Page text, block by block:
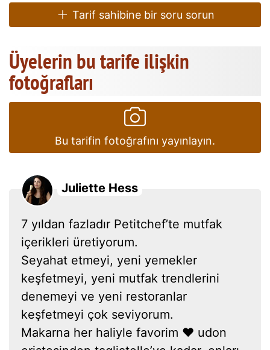
Tarif sahibine bir soru sorun
Üyelerin bu tarife ilişkin
fotoğrafları
Bu tarifin fotoğrafını yayınlayın.
Juliette Hess
7 yıldan fazladır Petitchef’te mutfak
içerikleri üretiyorum.
Seyahat etmeyi, yeni yemekler
keşfetmeyi, yeni mutfak trendlerini
denemeyi ve yeni restoranlar
keşfetmeyi çok seviyorum.
Makarna her haliyle favorim ❤ udon